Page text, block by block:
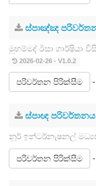
ස්පාඤ්ඤ
මුහම්මද් ඊසා ගාර්ෂියා
2026-02-26 - V1.0.2
පරිවර්තන පිරික්සීම -
ස්පාඥ පරිවර්තනය
නූර් ඉන්ටර්නැෂනල්
පරිවර්තන පිරික්සීම -